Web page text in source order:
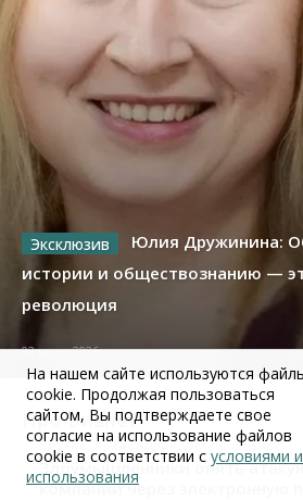
Юлия Дружинина:
истории и обществознанию —
революция
02 июля 2026
Про Бизнес
Бизнес Право&Порядок ПроБизнес
Злоумышленники опять
компании через электронную
На нашем сайте используются
cookie. Продолжая пользоваться
сайтом, Вы подтверждаете свое
согласие на использование файлов
cookie в соответствии с условиями
использования